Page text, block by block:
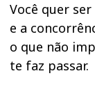
Você quer
e a
o que não
te faz passar.